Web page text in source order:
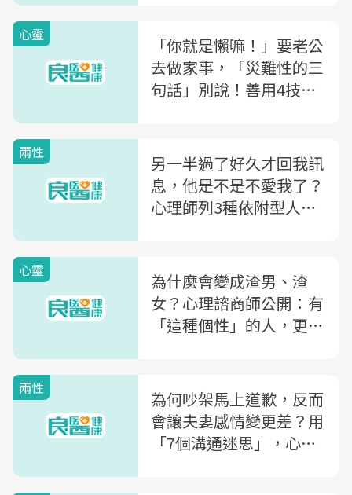
心靈
「你就是懶嘛！」要老公
去做家事，「災難性的三
句話」別說！善用4技巧
兩性
另一半過了好久才回我訊
息，他是不是不愛我了？
心理師列3種依附型人
心靈
為什麼會變成渣男、渣
女？心理諮商師公開：有
「這種個性」的人，更易
兩性
為何吵架馬上道歉，反而
會讓夫妻感情變更差？用
「7個溝通迷思」，心理